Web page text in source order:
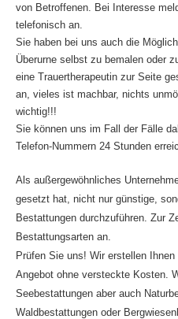
von Betroffenen. Bei Interesse
telefonisch an.
Sie haben bei uns auch die
Überurne selbst zu bemalen oder
eine Trauertherapeutin zur Seite
an, vieles ist machbar, nichts
wichtig!!!
Sie können uns im Fall der Fälle
Telefon-Nummern 24 Stunden
Als außergewöhnliches
gesetzt hat, nicht nur günstige,
Bestattungen durchzuführen. Zur
Bestattungsarten an.
Prüfen Sie uns! Wir erstellen
Angebot ohne versteckte Kosten.
Seebestattungen aber auch
Waldbestattungen oder